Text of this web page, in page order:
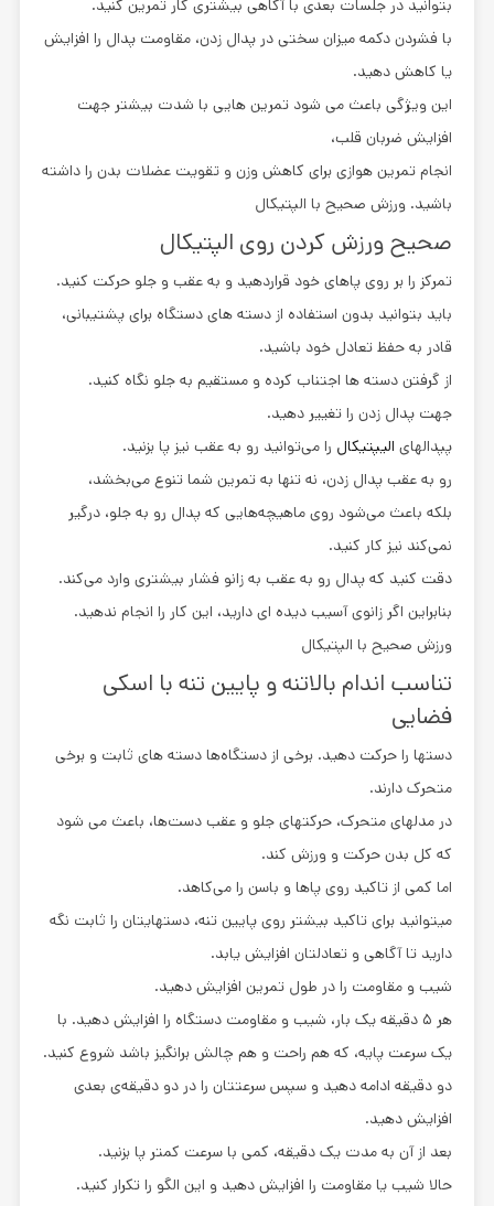
بتوانید در جلسات بعدی با آگاهی بیشتری کار تمرین کنید.
با فشردن دکمه میزان سختی در پدال زدن، مقاومت پدال را افزایش
یا کاهش دهید.
این ویژگی باعث می شود تمرین هایی با شدت بیشتر جهت
افزایش ضربان قلب،
انجام تمرین هوازی برای کاهش وزن و تقویت عضلات بدن را داشته
باشید. ورزش صحیح با الپتیکال
صحیح ورزش کردن روی الپتیکال
تمرکز را بر روی پاهای خود قراردهید و به عقب و جلو حرکت کنید.
باید بتوانید بدون استفاده از دسته های دستگاه برای پشتیبانی،
قادر به حفظ تعادل خود باشید.
از گرفتن دسته ها اجتناب کرده و مستقیم به جلو نگاه کنید.
جهت پدال زدن را تغییر دهید.
پپدالهای الیپتیکال را می‌توانید رو به عقب نیز پا بزنید.
رو به عقب پدال زدن، نه تنها به تمرین شما تنوع می‌بخشد،
بلکه باعث می‌شود روی ماهیچه‌هایی که پدال رو به جلو، درگیر
نمی‌کند نیز کار کنید.
دقت کنید که پدال رو به عقب به زانو فشار بیشتری وارد می‌کند.
بنابراین اگر زانوی آسیب دیده ‌ای دارید، این کار را انجام ندهید.
ورزش صحیح با الپتیکال
تناسب اندام بالاتنه و پایین تنه با اسکی
فضایی
دستها را حرکت دهید. برخی از دستگاه‌ها دسته های ثابت و برخی
متحرک دارند.
در مدلهای متحرک، حرکتهای جلو و عقب دست‌ها، باعث می ‌شود
که کل بدن حرکت و ورزش کند.
اما کمی از تاکید روی پا‌ها و باسن را می‌کاهد.
میتوانید برای تاکید بیشتر روی پایین تنه، دستهایتان را ثابت نگه
دارید تا آگاهی و تعادلتان افزایش یابد.
شیب و مقاومت را در طول تمرین افزایش دهید.
هر ۵ دقیقه یک بار، شیب و مقاومت دستگاه را افزایش دهید. با
یک سرعت پایه، که هم راحت و هم چالش برانگیز باشد شروع کنید.
دو دقیقه ادامه دهید و سپس سرعتتان را در دو دقیقه‌ی بعدی
افزایش دهید.
بعد از آن به مدت یک دقیقه، کمی با سرعت کمتر پا بزنید.
حالا شیب یا مقاومت را افزایش دهید و این الگو را تکرار کنید.